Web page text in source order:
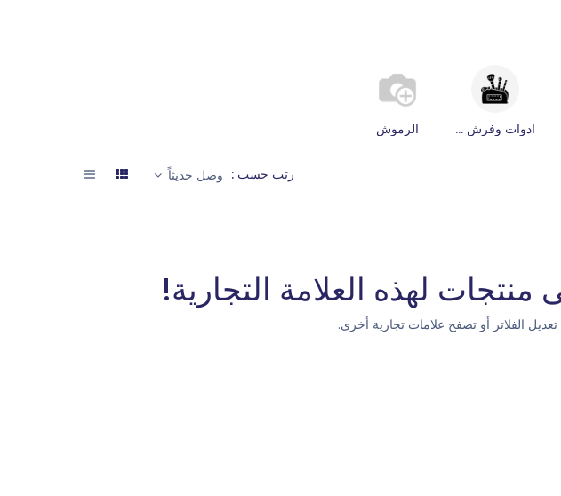
ادوات وفرش مكياج الرموش
رتب حسب : وصل حديثاً
منتجات لهذه العلامة التجارية!
الفلاتر أو تصفح علامات تجارية أخرى.